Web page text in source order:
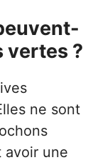
vertes ?
ne sont
avoir une